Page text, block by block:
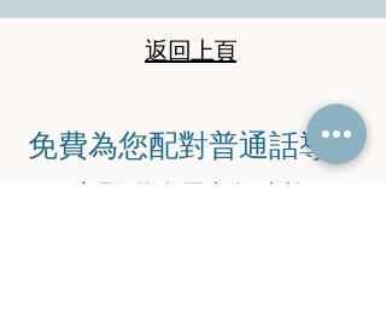
返回上頁
​免費為您配對普通話導師